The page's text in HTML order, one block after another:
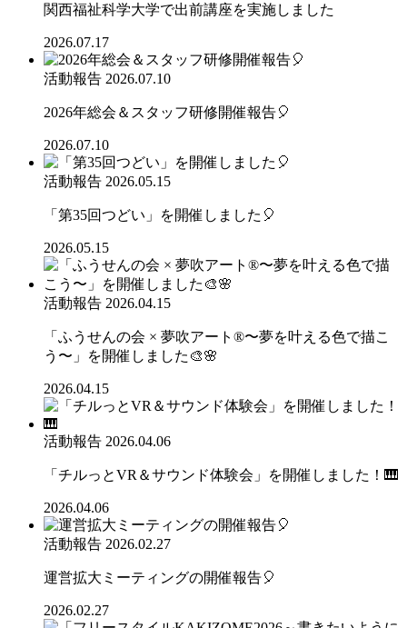
関西福祉科学大学で出前講座を実施しました
2026.07.17
活動報告 2026.07.10
2026年総会＆スタッフ研修開催報告🎈
2026.07.10
活動報告 2026.05.15
「第35回つどい」を開催しました🎈
2026.05.15
活動報告 2026.04.15
「ふうせんの会 × 夢吹アート®〜夢を叶える色で描こ
う〜」を開催しました🎨🌸
2026.04.15
活動報告 2026.04.06
「チルっとVR＆サウンド体験会」を開催しました！🎹
2026.04.06
活動報告 2026.02.27
運営拡大ミーティングの開催報告🎈
2026.02.27